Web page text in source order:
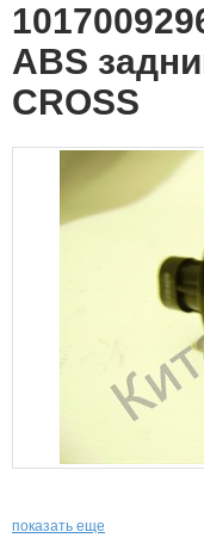
ABS
CROSS
показать еще